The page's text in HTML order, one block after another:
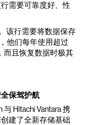
需要可靠度好、性
该行需要将数据保存
他们每年使用超过
而且恢复数据时极其
保驾护航
与 Hitachi Vantara 携
建了全新存储基础